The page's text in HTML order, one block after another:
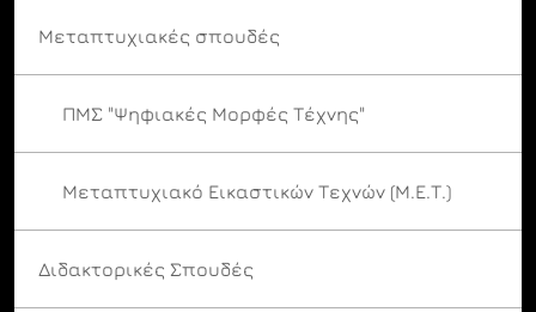
Μεταπτυχιακές σπουδές
ΠΜΣ "Ψηφιακές Μορφές Τέχνης"
Μεταπτυχιακό Εικαστικών Τεχνών (Μ.Ε.Τ.)
Διδακτορικές Σπουδές